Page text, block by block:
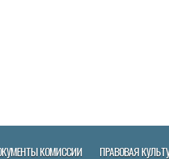
КОМИССИИ ПРАВОВАЯ